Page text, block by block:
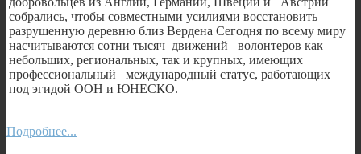
собрались, чтобы совместными усилиями восстановить
разрушенную деревню близ Вердена Сегодня по всему миру
насчитываются сотни тысяч движений волонтеров как
небольших, региональных, так и крупных, имеющих
профессиональный международный статус, работающих
под эгидой ООН и ЮНЕСКО.
Подробнее...